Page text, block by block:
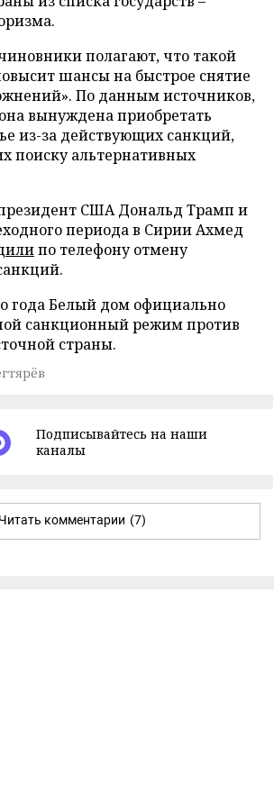
полагают, что такой
шансы на быстрое снятие
По данным источников,
вынуждена приобретать
из-за действующих санкций,
поиску альтернативных
США Дональд Трамп и
периода в Сирии Ахмед
по телефону отмену
года Белый дом официально
санкционный режим против
страны.
Подписывайтесь на наши
каналы
Читать комментарии (7)